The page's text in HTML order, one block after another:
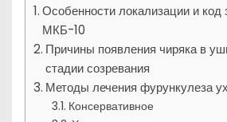
Особенности локализации и код
МКБ-10
Причины появления чиряка в
стадии созревания
Методы лечения фурункулеза
Консервативное